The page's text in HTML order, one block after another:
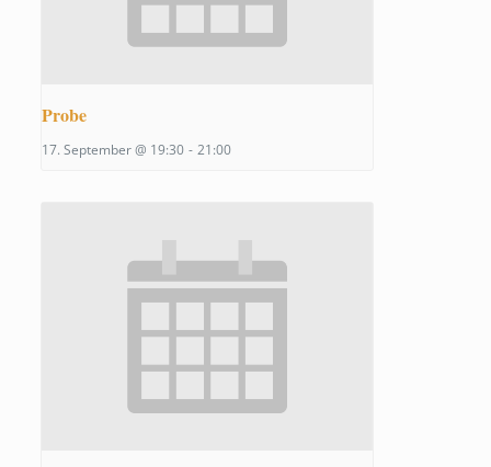
Probe
17. September @ 19:30 - 21:00